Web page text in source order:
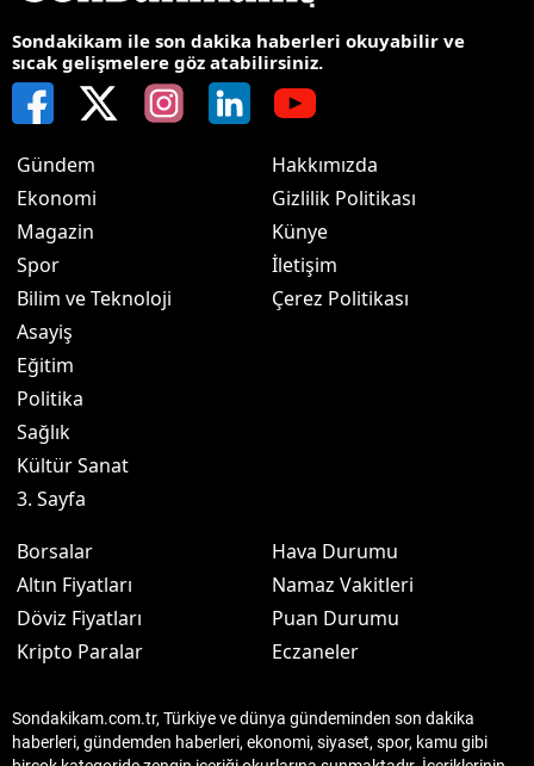
Sondakikam ile son dakika haberleri okuyabilir ve
sıcak gelişmelere göz atabilirsiniz.
Gündem
Ekonomi
Magazin
Spor
Bilim ve Teknoloji
Asayiş
Eğitim
Politika
Sağlık
Kültür Sanat
3. Sayfa
Hakkımızda
Gizlilik Politikası
Künye
İletişim
Çerez Politikası
Borsalar
Altın Fiyatları
Döviz Fiyatları
Kripto Paralar
Hava Durumu
Namaz Vakitleri
Puan Durumu
Eczaneler
Sondakikam.com.tr, Türkiye ve dünya gündeminden son dakika
haberleri, gündemden haberleri, ekonomi, siyaset, spor, kamu gibi